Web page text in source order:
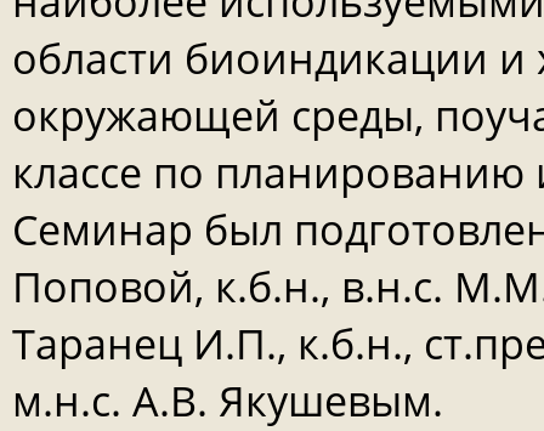
области биоиндикации и
окружающей среды,
классе по планированию
Семинар был
Поповой, к.б.н., в.н.с.
Таранец И.П., к.б.н.,
м.н.с. А.В. Якушевым.